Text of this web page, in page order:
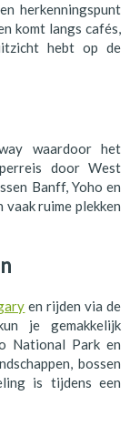
herkenningspunt
komt langs cafés,
hebt op de
waardoor het
door West
Banff, Yoho en
vaak ruime plekken
en rijden via de
je gemakkelijk
National Park en
bossen
is tijdens een